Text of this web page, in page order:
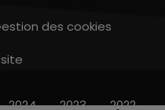
des cookies
2024 2023 2022